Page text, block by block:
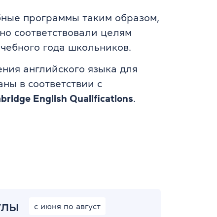
программы таким образом,
соответствовали целям
года школьников.
английского языка для
в соответствии с
English Qualifications.
с июня по август